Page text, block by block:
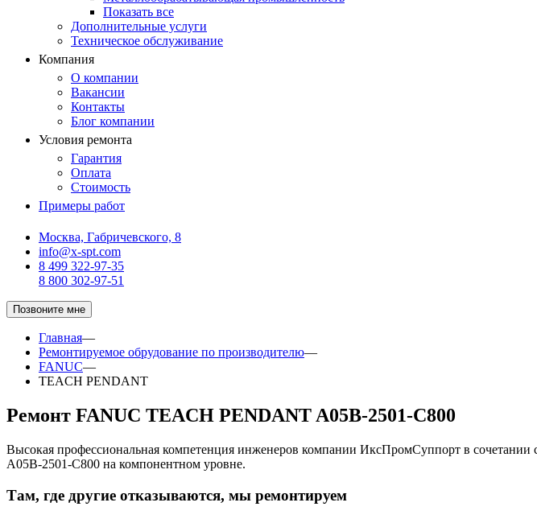
Показать все
Дополнительные услуги
Техническое обслуживание
Компания
О компании
Вакансии
Контакты
Блог компании
Условия ремонта
Гарантия
Оплата
Стоимость
Примеры работ
Москва, Габричевского, 8
info@x-spt.com
8 499 322-97-35
8 800 302-97-51
Позвоните мне
Главная—
Ремонтируемое обрудование по производителю—
FANUC—
TEACH PENDANT
Ремонт FANUC TEACH PENDANT A05B-2501-C800
Высокая профессиональная компетенция инженеров компании ИксПромСуппорт в
A05B-2501-C800 на компонентном уровне.
Там, где другие отказываются, мы ремонтируем